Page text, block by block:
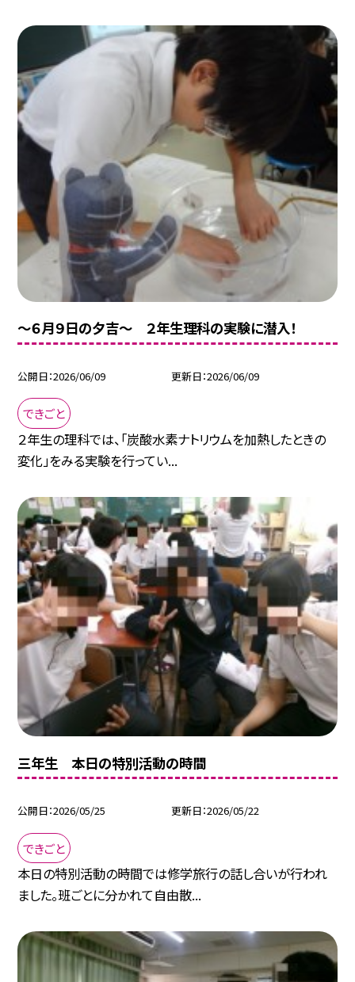
～６月９日の夕吉～ ２年生理科の実験に潜入！
公開日 2026/06/09 更新日 2026/06/09
できごと
２年生の理科では、「炭酸水素ナトリウムを加熱したときの
変化」をみる実験を行ってい...
三年生 本日の特別活動の時間
公開日 2026/05/25 更新日 2026/05/22
できごと
本日の特別活動の時間では修学旅行の話し合いが行われ
ました。班ごとに分かれて自由散...